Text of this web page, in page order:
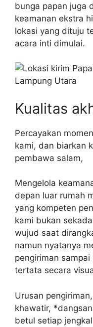
bunga papan juga
keamanan ekstra
lokasi yang dituju
acara inti dimulai.
Kualitas
Percayakan
kami, dan biarkan
pembawa salam,
Mengelola
depan luar rumah
yang kompeten
kami bukan
wujud saat
namun nyatanya
pengiriman
tertata secara
Urusan
khawatir,
betul setiap